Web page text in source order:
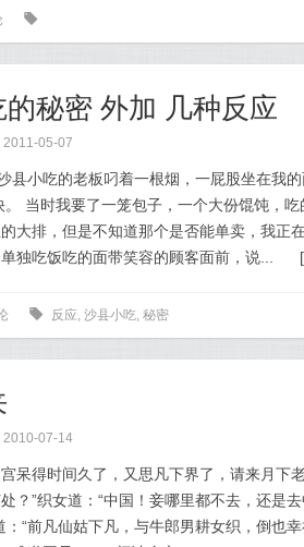
0
秘密 外加 几种反应
| 2011-05-07
县小吃的老板叼着一根烟，一屁股坐在我
。 当时我要了一笼包子，一个大份馄饨，
大排，但是不知道那个是否能单卖，我正
独吃饭吃的面带笑容的顾客面前，说...
[
0 反应, 沙县小吃, 秘密
| 2010-07-14
呆得时间久了，又思凡下界了，请来月下
？”织女道：“中国！妾哪里都不去，还是
：“前凡仙姑下凡，与牛郎男耕女织，倒也